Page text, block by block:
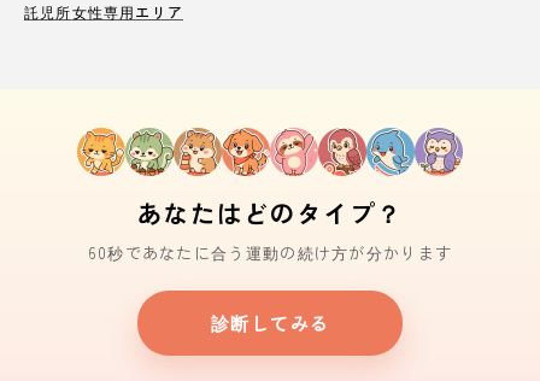
託児所女性専用エリア
あなたはどのタイプ？
60秒であなたに合う運動の続け方が分かります
診断してみる